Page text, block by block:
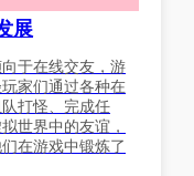
展
于在线交友，游
家们通过各种在
打怪、完成任
世界中的友谊，
在游戏中锻炼了